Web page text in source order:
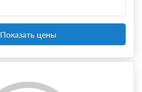
Показать цены